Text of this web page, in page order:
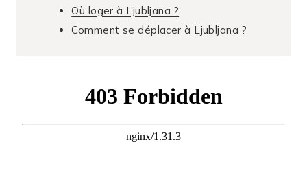
Où loger à Ljubljana ?
Comment se déplacer à Ljubljana ?